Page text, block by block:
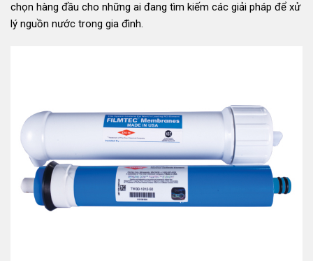
chọn hàng đầu cho những ai đang tìm kiếm các giải pháp để xử
lý nguồn nước trong gia đình.